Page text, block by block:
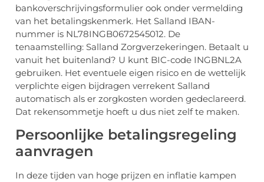
bankoverschrijvingsformulier ook onder vermelding
van het betalingskenmerk. Het Salland IBAN-
nummer is NL78INGB0672545012. De
tenaamstelling: Salland Zorgverzekeringen. Betaalt u
vanuit het buitenland? U kunt BIC-code INGBNL2A
gebruiken. Het eventuele eigen risico en de wettelijk
verplichte eigen bijdragen verrekent Salland
automatisch als er zorgkosten worden gedeclareerd.
Dat rekensommetje hoeft u dus niet zelf te maken.
Persoonlijke betalingsregeling
aanvragen
In deze tijden van hoge prijzen en inflatie kampen